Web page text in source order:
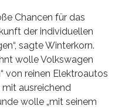
Chancen für das
der individuellen
sagte Winterkorn.
wolle Volkswagen
von reinen Elektroautos
ausreichend
wolle „mit seinem